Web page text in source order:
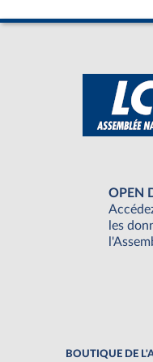
OPEN
les
BOUTIQUE DE